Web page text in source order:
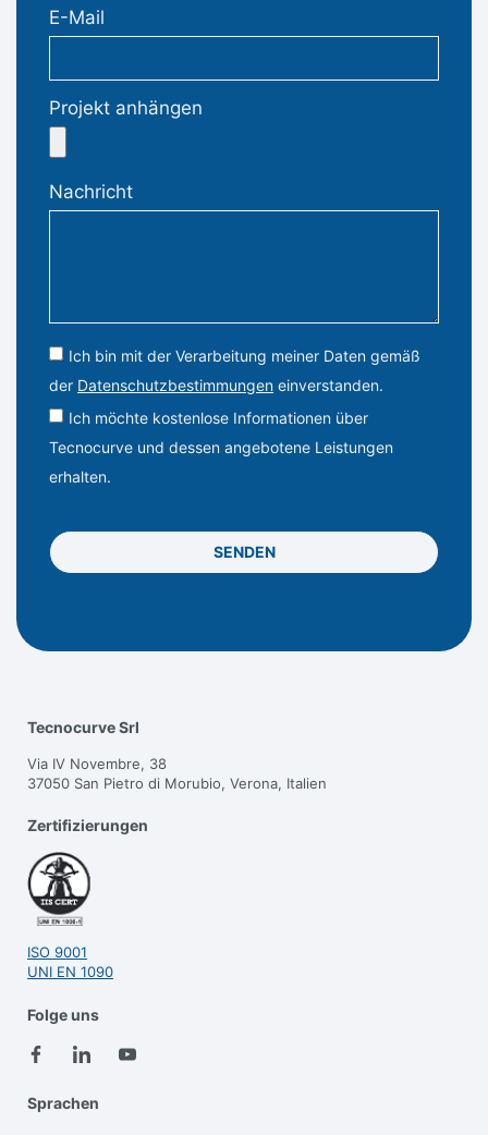
E-Mail
Projekt anhängen
Nachricht
Ich bin mit der Verarbeitung meiner Daten gemäß
der Datenschutzbestimmungen einverstanden.
Ich möchte kostenlose Informationen über
Tecnocurve und dessen angebotene Leistungen
erhalten.
SENDEN
Tecnocurve Srl
Via IV Novembre, 38
37050 San Pietro di Morubio, Verona, Italien
Zertifizierungen
ISO 9001
UNI EN 1090
Folge uns
Sprachen